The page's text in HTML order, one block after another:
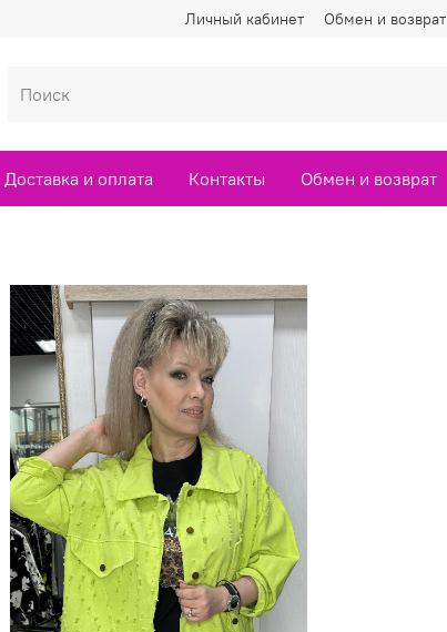
Личный кабинет Обмен и возврат
Доставка и оплата Контакты Обмен и возврат